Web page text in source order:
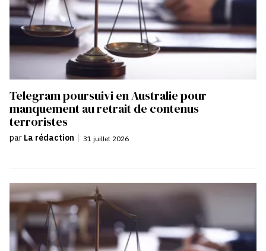
Telegram poursuivi en Australie pour
manquement au retrait de contenus
terroristes
par La rédaction | 31 juillet 2026